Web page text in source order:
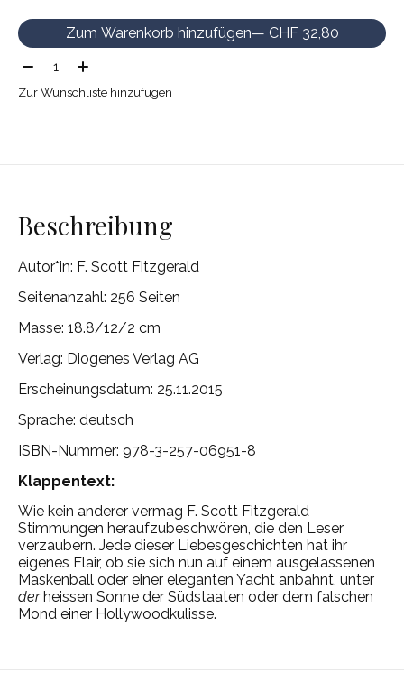
Zum Warenkorb hinzufügen
— CHF 32,80
Menge:
Zur Wunschliste hinzufügen
Beschreibung
Autor*in: F. Scott Fitzgerald
Seitenanzahl: 256 Seiten
Masse: 18.8/12/2 cm
Verlag: Diogenes Verlag AG
Erscheinungsdatum: 25.11.2015
Sprache: deutsch
ISBN-Nummer: 978-3-257-06951-8
Klappentext:
Wie kein anderer vermag F. Scott Fitzgerald
Stimmungen heraufzubeschwören, die den Leser
verzaubern. Jede dieser Liebesgeschichten hat ihr
eigenes Flair, ob sie sich nun auf einem ausgelassenen
Maskenball oder einer eleganten Yacht anbahnt, unter
derheissen Sonne der Südstaaten oder dem falschen
Mond einer Hollywoodkulisse.